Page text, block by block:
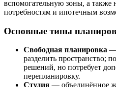
вспомогательную зоны, а также
потребностям и ипотечным
Основные типы
Свободная планировка —
разделить пространство;
решений, но потребует
перепланировку.
Студия — объединённое